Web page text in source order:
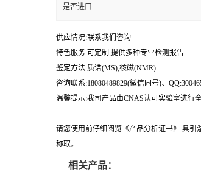
是否进口
供应情况:联系我们咨询
特色服务:可定制,提供多种专业检测报告
鉴定方法:质谱(MS),核磁(NMR)
咨询联系:18080489829(微信同号)、
温馨提示:我司产品由CNAS认可实验室进行
请您使用前仔细阅览《产品分析证书》:具引
称取。
相关产品：